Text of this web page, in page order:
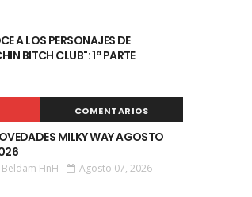
A LOS PERSONAJES DE
BITCH CLUB": 1ª PARTE
COMENTARIOS
MILKY WAY AGOSTO
Beldam HnH Agosto 07, 2026